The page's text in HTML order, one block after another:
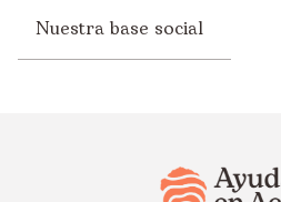
Nuestra base social